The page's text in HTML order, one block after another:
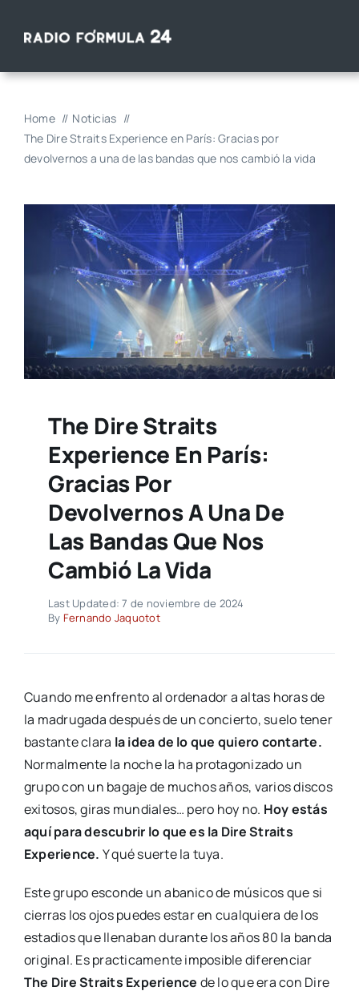
Home
Noticias
The Dire Straits Experience en París: Gracias por
devolvernos a una de las bandas que nos cambió la vida
The Dire Straits
Experience En París:
Gracias Por
Devolvernos A Una De
Las Bandas Que Nos
Cambió La Vida
Last Updated: 7 de noviembre de 2024
By Fernando Jaquotot
Cuando me enfrento al ordenador a altas horas de
la madrugada después de un concierto, suelo tener
bastante clara la idea de lo que quiero contarte.
Normalmente la noche la ha protagonizado un
grupo con un bagaje de muchos años, varios discos
exitosos, giras mundiales… pero hoy no. Hoy estás
aquí para descubrir lo que es la Dire Straits
Experience. Y qué suerte la tuya.
Este grupo esconde un abanico de músicos que si
cierras los ojos puedes estar en cualquiera de los
estadios que llenaban durante los años 80 la banda
original. Es practicamente imposible diferenciar
The Dire Straits Experience de lo que era con Dire